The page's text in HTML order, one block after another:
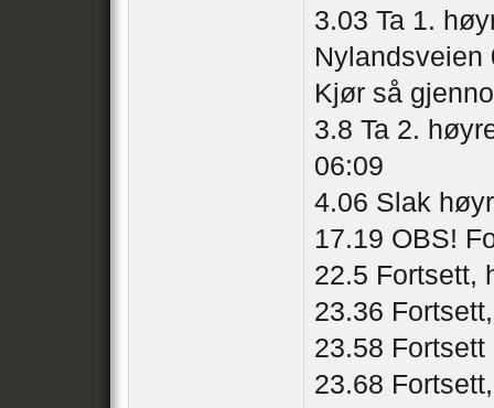
3.03 Ta 1.
Nylandsveien
Kjør så
3.8 Ta 2.
06:09
4.06 Slak
17.19 OBS!
22.5 Fortsett,
23.36
23.58 Fortsett
23.68